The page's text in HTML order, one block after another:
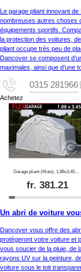
Le garage pliant innovant
nombreuses autres choses
équipements sportifs.
la protection des voitures,
pliant occupe très peu de
Dancover se composent
maximales, ainsi que d’une
0315 281966
Achetez
fr.381.21
Un abri de voiture
Dancover vous offre des
protègeront votre voiture et
vous soucier de la pluie, de
rayons UV sur la peinture,
voiture sous le toit